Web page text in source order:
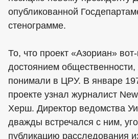
опубликованной
стенограмме.
То, что проект «Азориан» вот-
достоянием
понимали в ЦРУ. В январе
проекте узнал журналист
Херш. Директор ведомства
дважды встречался с ним,
публикацию расследования